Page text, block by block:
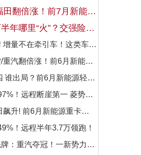
三一夺冠！重汽/福田翻倍涨！前7月新能源自卸车大增106%！
新能源轻卡市场下半年哪里“火”？交强险数据揭秘机会
新能源重卡市场洗牌 增量不在牵引车！这类车增速破100%
远程紧咬汇川！绿控/重汽翻倍涨！前6月新能源商用车电机十强生变！
远程夺冠 重汽进前四 谁出局？前6月新能源轻卡电机十强洗牌！
6月新能源小微卡增97%！远程断崖第一 菱势暴涨337%进前三 比亚迪杀进前七
绿控夺冠！重汽/福田飙升! 前6月新能源重卡电机十强变阵！
！远程半年3.7万领跑！
上半年新能源重卡洗牌：重汽夺冠！一新势力千倍暴涨！